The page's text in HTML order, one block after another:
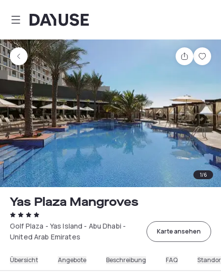
Dayuse
Teilen
1/6
Yas Plaza Mangroves
Golf Plaza - Yas Island - Abu Dhabi -
United Arab Emirates
Karte ansehen
Übersicht Angebote Beschreibung FAQ